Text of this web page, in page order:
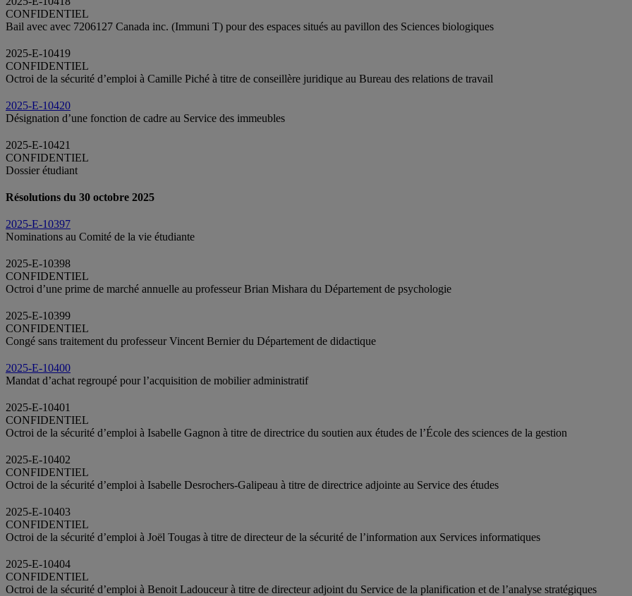
CONFIDENTIEL
Bail avec avec 7206127 Canada inc. (Immuni T) pour des espaces situés au pavillon des Sciences biologiques
2025-E-10419
CONFIDENTIEL
Octroi de la sécurité d’emploi à Camille Piché à titre de conseillère juridique au Bureau des relations de travail
2025-E-10420
Désignation d’une fonction de cadre au Service des immeubles
2025-E-10421
CONFIDENTIEL
Dossier étudiant
Résolutions du 30 octobre 2025
2025-E-10397
Nominations au Comité de la vie étudiante
2025-E-10398
CONFIDENTIEL
Octroi d’une prime de marché annuelle au professeur Brian Mishara du Département de psychologie
2025-E-10399
CONFIDENTIEL
Congé sans traitement du professeur Vincent Bernier du Département de didactique
2025-E-10400
Mandat d’achat regroupé pour l’acquisition de mobilier administratif
2025-E-10401
CONFIDENTIEL
Octroi de la sécurité d’emploi à Isabelle Gagnon à titre de directrice du soutien aux études de l’École des sciences de la gestion
2025-E-10402
CONFIDENTIEL
Octroi de la sécurité d’emploi à Isabelle Desrochers-Galipeau à titre de directrice adjointe au Service des études
2025-E-10403
CONFIDENTIEL
Octroi de la sécurité d’emploi à Joël Tougas à titre de directeur de la sécurité de l’information aux Services informatiques
2025-E-10404
CONFIDENTIEL
Octroi de la sécurité d’emploi à Benoit Ladouceur à titre de directeur adjoint du Service de la planification et de l’analyse stratégiques